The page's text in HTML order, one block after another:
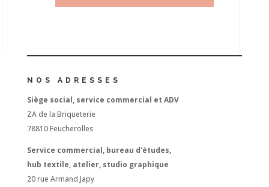
NOS ADRESSES
Siège social, service commercial et ADV
ZA de la Briqueterie
78810 Feucherolles
Service commercial, bureau d'études,
hub textile, atelier, studio graphique
20 rue Armand Japy